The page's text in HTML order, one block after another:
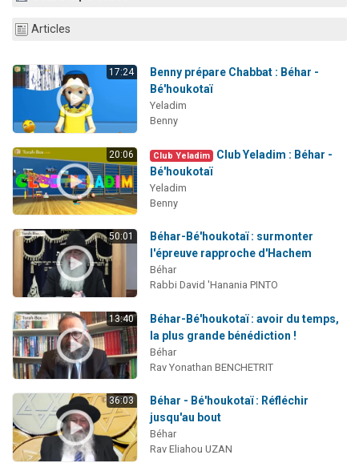
Articles
17:24
Benny prépare Chabbat : Béhar -
Bé'houkotaï
Yeladim
Benny
20:06 Club Yeladim
Club Yeladim : Béhar -
Bé'houkotaï
Yeladim
Benny
50:01
Béhar-Bé'houkotaï : surmonter
l'épreuve rapproche d'Hachem
Béhar
Rabbi David 'Hanania PINTO
13:40
Béhar-Bé'houkotaï : avoir du temps,
la plus grande bénédiction !
Béhar
Rav Yonathan BENCHETRIT
36:03
Béhar - Bé'houkotaï : Réfléchir
jusqu'au bout
Béhar
Rav Eliahou UZAN